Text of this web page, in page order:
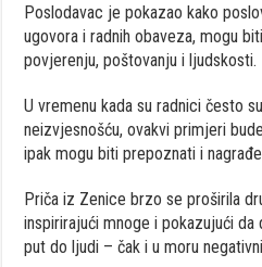
Poslodavac je pokazao kako
ugovora i radnih obaveza, mogu
povjerenju, poštovanju i ljudskosti.
U vremenu kada su radnici često
neizvjesnošću, ovakvi primjeri
ipak mogu biti prepoznati i
Priča iz Zenice brzo se proširila
inspirirajući mnoge i pokazujući
put do ljudi – čak i u moru